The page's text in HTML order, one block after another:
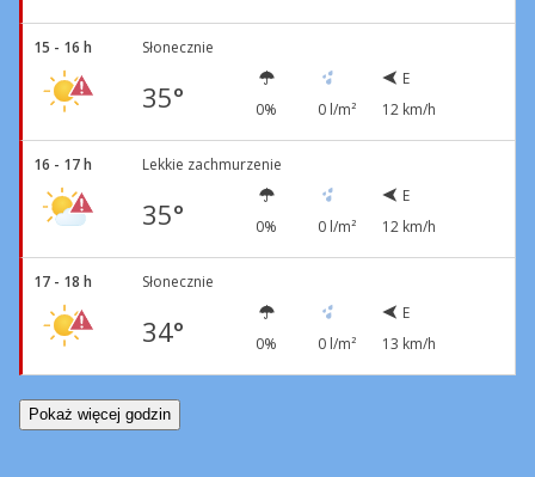
15 - 16 h Słonecznie
35° 0% 0 l/m²
E
12 km/h
16 - 17 h Lekkie zachmurzenie
35° 0% 0 l/m²
E
12 km/h
17 - 18 h Słonecznie
34° 0% 0 l/m²
E
13 km/h
Pokaż więcej godzin